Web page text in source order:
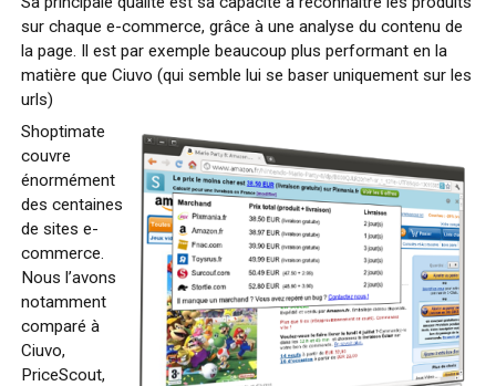
sur chaque e-commerce, grâce à une analyse du contenu de
la page. Il est par exemple beaucoup plus performant en la
matière que Ciuvo (qui semble lui se baser uniquement sur les
urls)
Shoptimate
couvre
énormément
des centaines
de sites e-
commerce.
Nous l’avons
notamment
comparé à
Ciuvo,
PriceScout,